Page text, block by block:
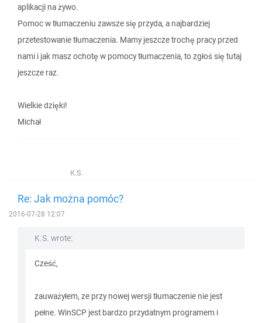
aplikacji na żywo.
Pomoc w tłumaczeniu zawsze się przyda, a najbardziej
przetestowanie tłumaczenia. Mamy jeszcze trochę pracy przed
nami i jak masz ochotę w pomocy tłumaczenia, to zgłoś się tutaj
jeszcze raz.
Wielkie dzięki!
Michał
K.S.
Re: Jak można pomóc?
2016-07-28 12:07
K.S. wrote:
Cześć,
zauważyłem, ze przy nowej wersji tłumaczenie nie jest
pełne. WinSCP jest bardzo przydatnym programem i